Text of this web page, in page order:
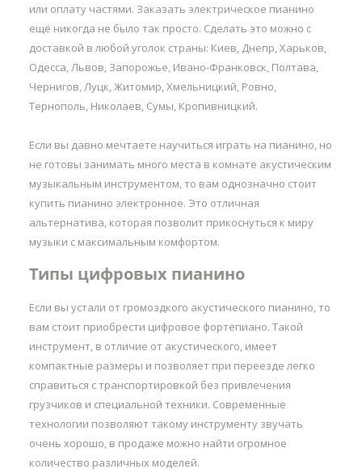
или оплату частями. Заказать электрическое пианино
ещё никогда не было так просто. Сделать это можно с
доставкой в любой уголок страны: Киев, Днепр, Харьков,
Одесса, Львов, Запорожье, Ивано-Франковск, Полтава,
Чернигов, Луцк, Житомир, Хмельницкий, Ровно,
Тернополь, Николаев, Сумы, Кропивницкий.
Если вы давно мечтаете научиться играть на пианино, но
не готовы занимать много места в комнате акустическим
музыкальным инструментом, то вам однозначно стоит
купить пианино электронное. Это отличная
альтернатива, которая позволит прикоснуться к миру
музыки с максимальным комфортом.
Типы цифровых пианино
Если вы устали от громоздкого акустического пианино, то
вам стоит приобрести цифровое фортепиано. Такой
инструмент, в отличие от акустического, имеет
компактные размеры и позволяет при переезде легко
справиться с транспортировкой без привлечения
грузчиков и специальной техники. Современные
технологии позволяют такому инструменту звучать
очень хорошо, в продаже можно найти огромное
количество различных моделей.